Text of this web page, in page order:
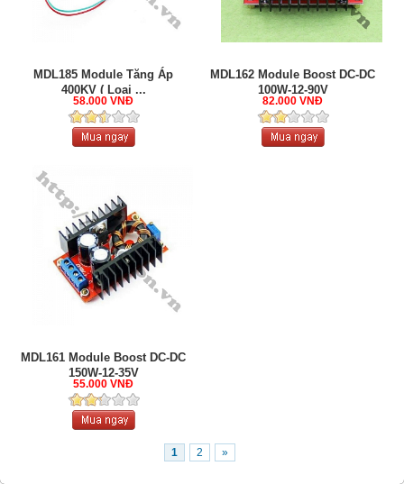
MDL185 Module Tăng Áp
400KV ( Loại ...
58.000 VNĐ
MDL162 Module Boost DC-DC
100W-12-90V
82.000 VNĐ
MDL161 Module Boost DC-DC
150W-12-35V
55.000 VNĐ
1 2 »